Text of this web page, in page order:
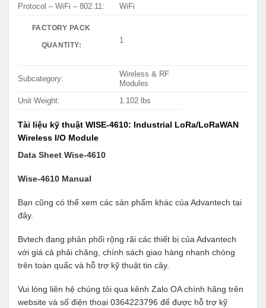
Protocol – WiFi – 802.11: WiFi
FACTORY PACK
QUANTITY:
1
Subcategory:
Wireless & RF
Modules
Unit Weight: 1.102 lbs
Tài liệu kỹ thuật WISE-4610: Industrial LoRa/LoRaWAN
Wireless I/O Module
Data Sheet Wise-4610
Wise-4610 Manual
Bạn cũng có thể xem các sản phẩm khác của Advantech tại
đây.
Bvtech đang phân phối rộng rãi các thiết bị của Advantech
với giá cả phải chăng, chính sách giao hàng nhanh chóng
trên toàn quấc và hỗ trợ kỹ thuật tin cây.
Vui lòng liên hệ chúng tôi qua kênh Zalo OA chính hãng trên
website và số điện thoại 0364223796 để được hỗ trợ kỹ